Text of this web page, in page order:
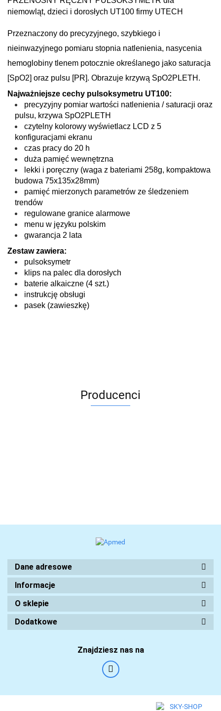
niemowląt, dzieci i dorosłych UT100 firmy UTECH
Przeznaczony do precyzyjnego, szybkiego i
nieinwazyjnego pomiaru stopnia natlenienia, nasycenia
hemoglobiny tlenem potocznie określanego jako saturacja
[SpO2] oraz pulsu [PR]. Obrazuje krzywą SpO2PLETH.
Najważniejsze cechy pulsoksymetru UT100:
precyzyjny pomiar wartości natlenienia / saturacji oraz
pulsu, krzywa SpO2PLETH
czytelny kolorowy wyświetlacz LCD z 5
konfiguracjami ekranu
czas pracy do 20 h
duża pamięć wewnętrzna
lekki i poręczny (waga z bateriami 258g, kompaktowa
budowa 75x135x28mm)
pamięć mierzonych parametrów ze śledzeniem
trendów
regulowane granice alarmowe
menu w języku polskim
gwarancja 2 lata
Zestaw zawiera:
pulsoksymetr
klips na palec dla dorosłych
baterie alkaiczne (4 szt.)
instrukcję obsługi
pasek (zawieszkę)
Producenci
Dane adresowe
Informacje
O sklepie
Dodatkowe
Znajdziesz nas na